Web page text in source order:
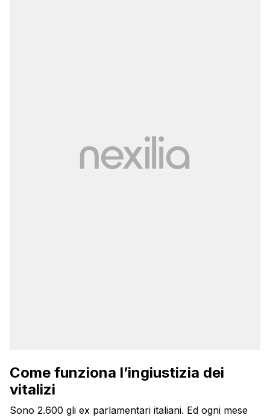
Come funziona l’ingiustizia dei
vitalizi
Sono 2.600 gli ex parlamentari italiani. Ed ogni mese